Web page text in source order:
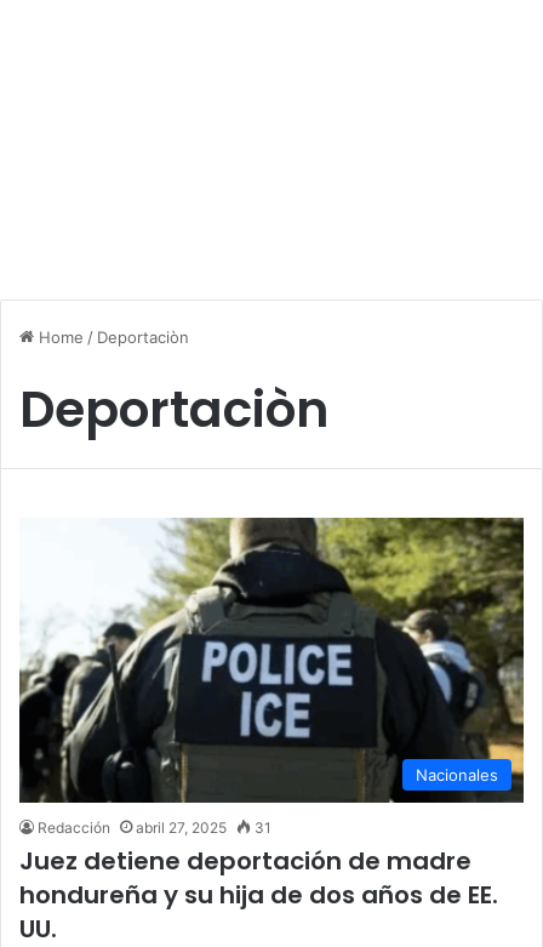
Home / Deportaciòn
Deportaciòn
Nacionales
Redacción abril 27, 2025 31
Juez detiene deportación de madre
hondureña y su hija de dos años de EE.
UU.